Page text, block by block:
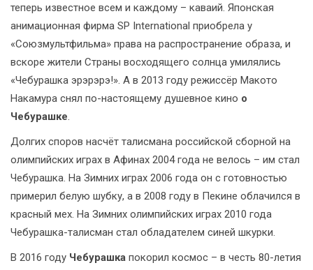
теперь известное всем и каждому – каваий. Японская
анимационная фирма SP International приобрела у
«Союзмультфильма» права на распространение образа, и
вскоре жители Страны восходящего солнца умилялись
«Чебурашка эрэрэрэ!». А в 2013 году режиссёр Макото
Накамура снял по-настоящему душевное кино о
Чебурашке.
Долгих споров насчёт талисмана российской сборной на
олимпийских играх в Афинах 2004 года не велось – им стал
Чебурашка. На Зимних играх 2006 года он с готовностью
примерил белую шубку, а в 2008 году в Пекине облачился в
красный мех. На Зимних олимпийских играх 2010 года
Чебурашка-талисман стал обладателем синей шкурки.
В 2016 году Чебурашка покорил космос – в честь 80-летия